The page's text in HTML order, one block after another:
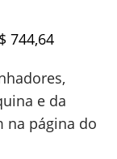
744,64
e da
na página do